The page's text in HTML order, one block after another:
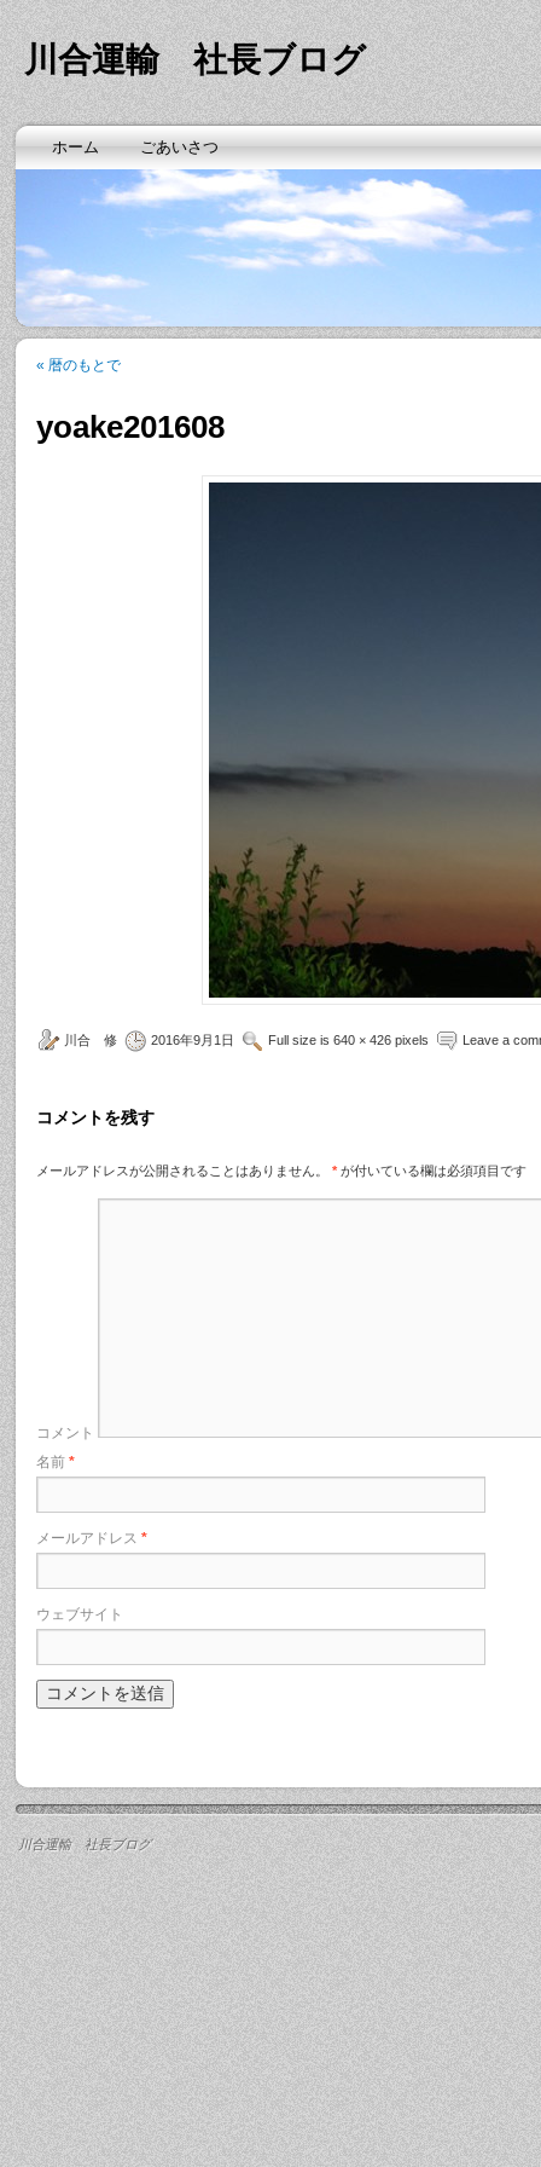
川合運輸 社長ブログ
ホーム ごあいさつ
« 暦のもとで
yoake201608
川合 修 2016年9月1日 Full size is 640 × 426 pixels Leave a
コメントを残す
メールアドレスが公開されることはありません。 * が付いている欄は必須項目です
コメント
名前 *
メールアドレス *
ウェブサイト
川合運輸 社長ブログ